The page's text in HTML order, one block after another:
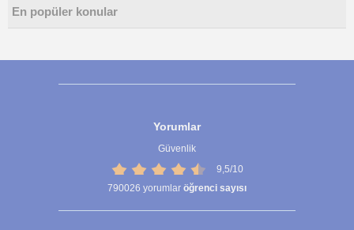
En popüler konular
Yorumlar
Güvenlik
9,5/10
790026 yorumlar öğrenci sayısı